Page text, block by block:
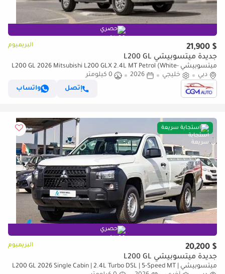
حصري
$ 21,900 البريميوم
جديدة ميتسوبيشي L200 GL
ميتسوبيشي L200 GL 2026 Mitsubishi L200 GLX 2.4L MT Petrol (White-
Black)
دبي خليجي 2026
0 كيلومتر
إتصل
واتساب
استجابة سريعة
حصري
$ 20,200 البريميوم
جديدة ميتسوبيشي L200 GL
ميتسوبيشي L200 GL 2026 Single Cabin | 2.4L Turbo DSL | 5-Speed MT |